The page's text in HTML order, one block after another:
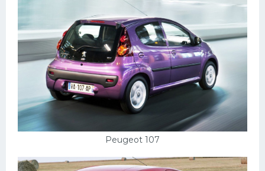
Peugeot 107